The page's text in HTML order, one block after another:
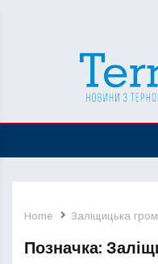
Home Заліщицька
Позначка: